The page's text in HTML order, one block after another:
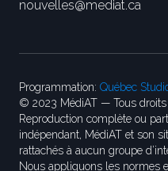
nouvelles@mediat.ca
Programmation: Québec
© 2023 MédiAT — Tous droits
Reproduction complète ou
indépendant, MédiAT et son
rattachés à aucun groupe
Nous appliquons les normes